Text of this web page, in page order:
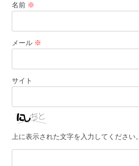
名前 ※
メール ※
サイト
上に表示された文字を入力してください。